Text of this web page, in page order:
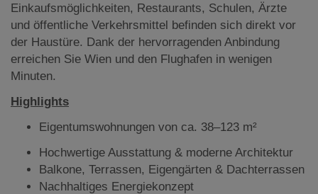
Einkaufsmöglichkeiten, Restaurants, Schulen, Ärzte
und öffentliche Verkehrsmittel befinden sich direkt vor
der Haustüre. Dank der hervorragenden Anbindung
erreichen Sie Wien und den Flughafen in wenigen
Minuten.
Highlights
Eigentumswohnungen von ca. 38–123 m²
Hochwertige Ausstattung & moderne Architektur
Balkone, Terrassen, Eigengärten & Dachterrassen
Nachhaltiges Energiekonzept